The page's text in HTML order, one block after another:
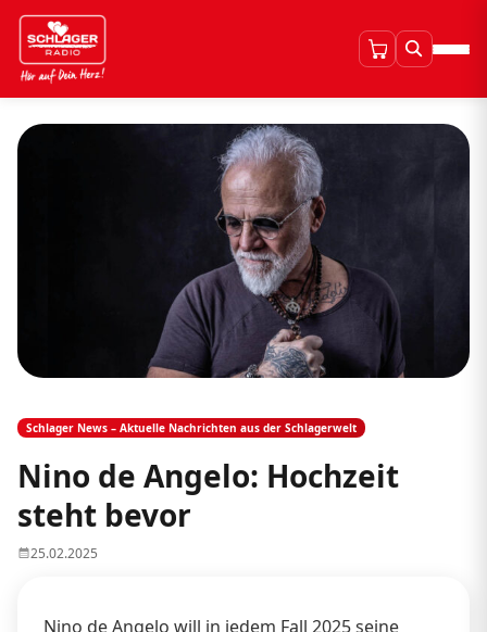
Schlager News – Aktuelle Nachrichten aus der Schlagerwelt
Nino de Angelo: Hochzeit
steht bevor
25.02.2025
Nino de Angelo will in jedem Fall 2025 seine